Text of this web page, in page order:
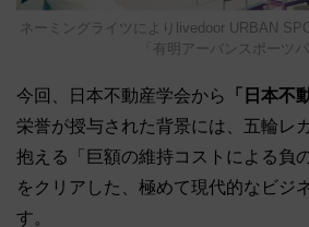
ネーミングライツによりlivedoor URBAN
「有明アーバンスポーツパ
今回、日本不動産学会から 「日本不
栄誉が授与された背景には、五輪レ
抱える「巨額の維持コストによる負
をクリアした、極めて現代的なビジ
す。